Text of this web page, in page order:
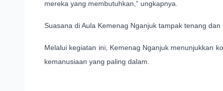
mereka yang membutuhkan,” ungkapnya.
Suasana di Aula Kemenag Nganjuk tampak tenang
Melalui kegiatan ini, Kemenag Nganjuk menunjukkan
kemanusiaan yang paling dalam.